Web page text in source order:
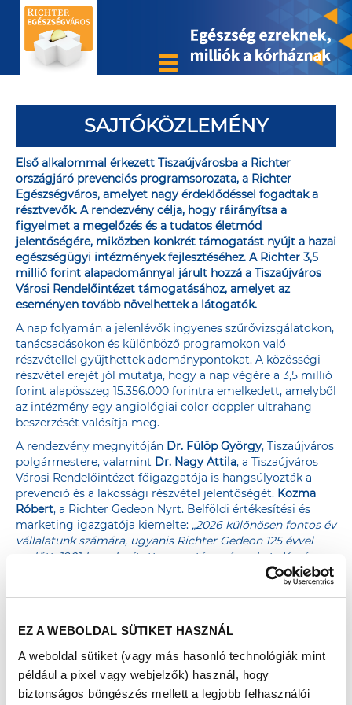
EZ A WEBOLDAL SÜTIKET HASZNÁL
A weboldal sütiket (vagy más hasonló technológiák mint
például a pixel vagy webjelzők) használ, hogy
biztonságos böngészés mellett a legjobb felhasználói
SAJTÓKÖZLEMÉNY
Első alkalommal érkezett Tiszaújvárosba a Richter
országjáró prevenciós programsorozata, a Richter
Egészségváros, amelyet nagy érdeklődéssel fogadtak a
résztvevők. A rendezvény célja, hogy ráirányítsa a
figyelmet a megelőzés és a tudatos életmód
jelentőségére, miközben konkrét támogatást nyújt a hazai
egészségügyi intézmények fejlesztéséhez. A Richter 3,5
millió forint alapadománnyal járult hozzá a Tiszaújváros
Városi Rendelőintézet támogatásához, amelyet az
eseményen tovább növelhettek a látogatók.
A nap folyamán a jelenlévők ingyenes szűrővizsgálatokon,
tanácsadásokon és különböző programokon való
részvétellel gyűjthettek adománypontokat. A közösségi
részvétel erejét jól mutatja, hogy a nap végére a 3,5 millió
forint alapösszeg 15.356.000 forintra emelkedett, amelyből
az intézmény egy angiológiai color doppler ultrahang
beszerzését valósítja meg.
A rendezvény megnyitóján Dr. Fülöp György, Tiszaújváros
polgármestere, valamint Dr. Nagy Attila, a Tiszaújváros
Városi Rendelőintézet főigazgatója is hangsúlyozták a
prevenció és a lakossági részvétel jelentőségét. Kozma
Róbert, a Richter Gedeon Nyrt. Belföldi értékesítési és
marketing igazgatója kiemelte: „2026 különösen fontos év
vállalatunk számára, ugyanis Richter Gedeon 125 évvel
ezelőtt, 1901-ben alapította meg társaságunkat. Kevés
olyan vállalat van ma Európában, ami több, mint 100 évet
megélt már, és ez alatt az időszak alatt a társadalmi
felelősségvállalásnak az egyik zászlóshajója a Richter
Egészségváros, amit 2009-ben indítottunk útjára, és ami
egyszerre szolgálja az egészségtudatosság erősítését és a
hazai egészségügyi intézmények fejlődését. Célunk, hogy
az országjáró prevenciós programsorozatunk által hiteles